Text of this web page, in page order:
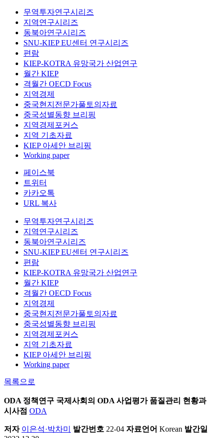
무역투자연구시리즈
지역연구시리즈
동북아연구시리즈
SNU-KIEP EU센터 연구시리즈
편람
KIEP-KOTRA 유망국가 산업연구
월간 KIEP
격월간 OECD Focus
지역경제
중국현지전문가풀토의자료
중국성별동향 브리핑
지역경제포커스
지역 기초자료
KIEP 아세안 브리핑
Working paper
페이스북
트위터
카카오톡
URL 복사
무역투자연구시리즈
지역연구시리즈
동북아연구시리즈
SNU-KIEP EU센터 연구시리즈
편람
KIEP-KOTRA 유망국가 산업연구
월간 KIEP
격월간 OECD Focus
지역경제
중국현지전문가풀토의자료
중국성별동향 브리핑
지역경제포커스
지역 기초자료
KIEP 아세안 브리핑
Working paper
목록으로
ODA 정책연구 국제사회의 ODA 사업평가 품질관리 현황과
시사점 ODA
저자 이은석·박차미 발간번호 22-04 자료언어 Korean 발간일